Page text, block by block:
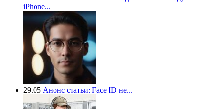
iPhone...
29.05 Анонс статьи: Face ID не...